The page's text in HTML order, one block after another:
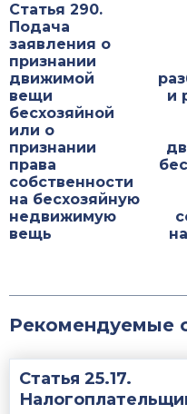
Статья 290.
Подача
заявления о
признании
движимой
вещи
бесхозяйной
или о
признании
права
собственности
на бесхозяйную
недвижимую
вещь
и
Рекомендуемые
Статья 25.17.